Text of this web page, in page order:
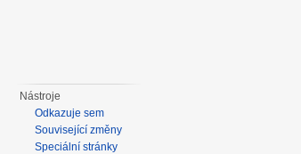
Nástroje
Odkazuje sem
Související změny
Speciální stránky